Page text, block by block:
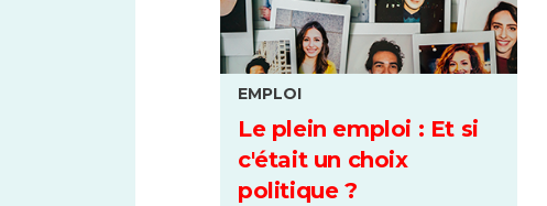
EMPLOI
Le plein emploi : Et si
c'était un choix
politique ?